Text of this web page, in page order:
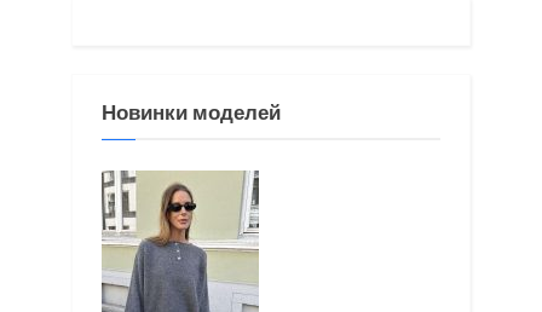
Новинки моделей